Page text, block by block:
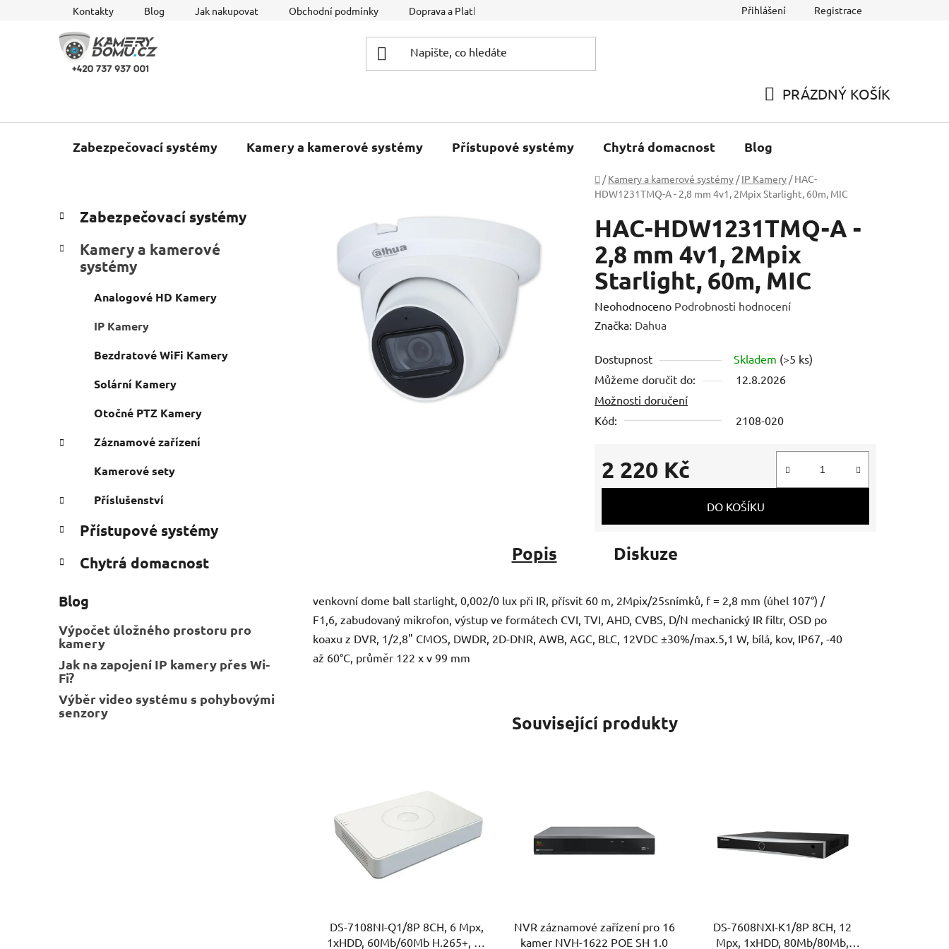
Kontakty Blog Jak nakupovat Obchodní podmínky Doprava a Platba Reklamace a Vracení zboží
Přihlášení Registrace
KOŠÍK
PRÁZDNÝ KOŠÍK
Zabezpečovací systémy Kamery a kamerové systémy Přístupové systémy Chytrá domacnost Blog
Domů
/ Kamery a kamerové systémy / IP Kamery / HAC-
HDW1231TMQ-A - 2,8 mm 4v1, 2Mpix Starlight, 60m, MIC
P
o
s
l
kategorie
a
e
Zabezpečovací systémy
Kamery a kamerové
systémy
Analogové HD Kamery
IP Kamery
Bezdratové WiFi Kamery
Solární Kamery
Otočné PTZ Kamery
Záznamové zařízení
Kamerové sety
Příslušenství
Přístupové systémy
Chytrá domacnost
Blog
Výpočet úložného prostoru pro
kamery
Jak na zapojení IP kamery přes Wi-
Fi?
Výběr video systému s pohybovými
senzory
HAC-HDW1231TMQ-A -
2,8 mm 4v1, 2Mpix
Starlight, 60m, MIC
Průměrné
hodnocení
je
0,0
z
5
Neohodnoceno Podrobnosti hodnocení
Značka: Dahua
Dostupnost Skladem (>5 ks)
Můžeme doručit do:
12.8.2026
Možnosti doručení
Kód:
2108-020
2 220 Kč
Měrná cena:
DO KOŠÍKU
Popis Diskuze
venkovní dome ball starlight, 0,002/0 lux při IR, přísvit 60 m, 2Mpix/25snímků, f = 2,8 mm (úhel 107°) /
F1,6, zabudovaný mikrofon, výstup ve formátech CVI, TVI, AHD, CVBS, D/N mechanický IR filtr, OSD po
koaxu z DVR, 1/2,8" CMOS, DWDR, 2D-DNR, AWB, AGC, BLC, 12VDC ±30%/max.5,1 W, bílá, kov, IP67, -40
až 60°C, průměr 122 x v 99 mm
Související produkty
DS-7108NI-Q1/8P 8CH, 6 Mpx,
1xHDD, 60Mb/60Mb H.265+, 8x
NVR záznamové zařízení pro 16
kamer NVH-1622 POE SH 1.0
DS-7608NXI-K1/8P 8CH, 12
Mpx, 1xHDD, 80Mb/80Mb,